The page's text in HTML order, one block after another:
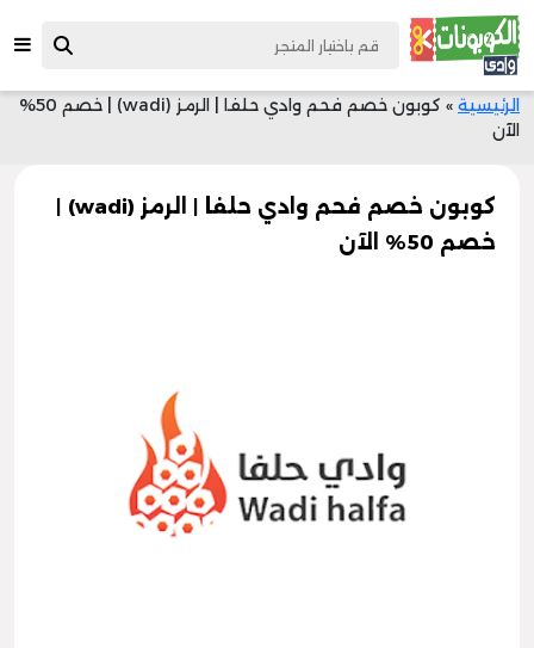
الرئيسية »
كوبون خصم فحم وادي حلفا | الرمز (wadi) | خصم 50%
الآن
كوبون خصم فحم وادي حلفا | الرمز (wadi) |
خصم 50% الآن